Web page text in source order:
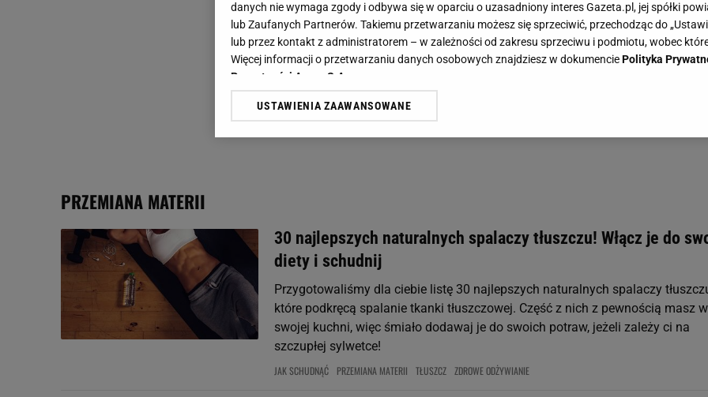
PRZEMIANA MATERII
30 najlepszych naturalnych spalaczy tłuszczu! Włącz je do
diety i schudnij
Przygotowaliśmy dla ciebie listę 30 najlepszych naturalnych spalaczy
które podkręcą spalanie tkanki tłuszczowej. Część z nich z pewnością masz w
swojej kuchni, więc śmiało dodawaj je do swoich potraw, jeżeli zależy ci na
szczupłej sylwetce!
JAK SCHUDNĄĆ PRZEMIANA MATERII TŁUSZCZ ZDROWE ODŻYWIANIE
danych nie wymaga zgody i odbywa się w oparciu o uzasadniony interes Gazeta.pl, jej spółki
lub Zaufanych Partnerów. Takiemu przetwarzaniu możesz się sprzeciwić, przechodząc do
lub przez kontakt z administratorem – w zależności od zakresu sprzeciwu i podmiotu, wobec
Więcej informacji o przetwarzaniu danych osobowych znajdziesz w dokumenciePolityka
Prywatności Agora S.A.
Klikając „Akceptuję” wyrażasz też zgodę na zainstalowanie i przechowywanie plików cookie
Użycie dokładnych danych geolokalizacyjnych. Aktywne skanowanie charakterystyki urządzenia
Przechowywanie informacji na urządzeniu lub dostęp do nich. Spersonalizowane reklamy i treści,
badnie odbiorców i ulepszanie usług.
USTAWIENIA ZAAWANSOWANE